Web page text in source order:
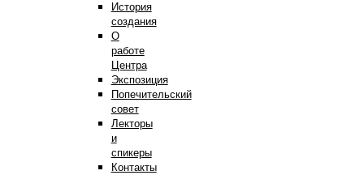
История
создания
О
работе
Центра
Экспозиция
Попечительский
совет
Лекторы
и
спикеры
Контакты